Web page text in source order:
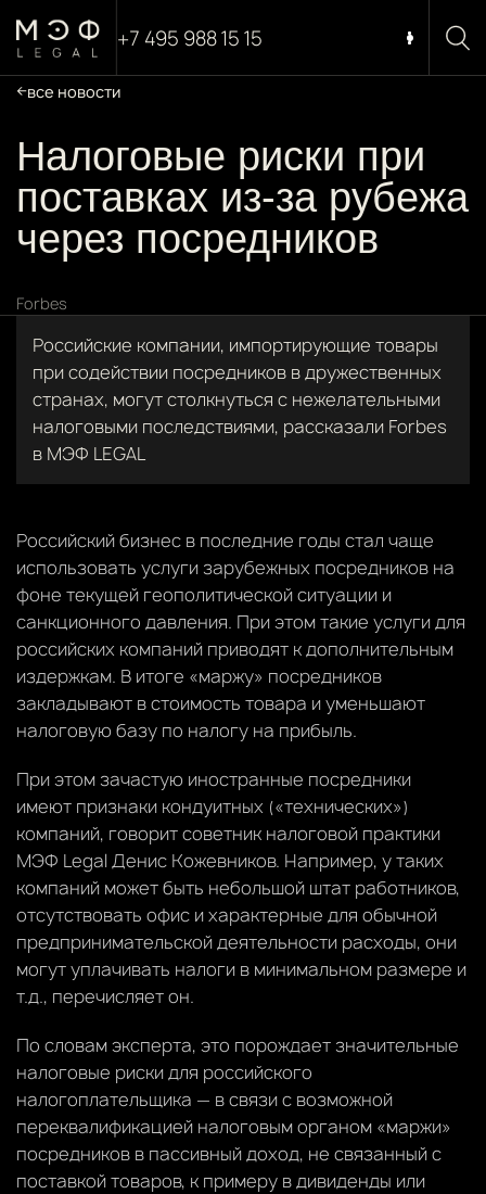
+7 495 988 15 15
все новости
Налоговые риски при
поставках из-за рубежа
через посредников
Forbes
Российские компании, импортирующие товары
при содействии посредников в дружественных
странах, могут столкнуться с нежелательными
налоговыми последствиями, рассказали Forbes
в МЭФ LEGAL
Российский бизнес в последние годы стал чаще
использовать услуги зарубежных посредников на
фоне текущей геополитической ситуации и
санкционного давления. При этом такие услуги для
российских компаний приводят к дополнительным
издержкам. В итоге «маржу» посредников
закладывают в стоимость товара и уменьшают
налоговую базу по налогу на прибыль.
При этом зачастую иностранные посредники
имеют признаки кондуитных («технических»)
компаний, говорит советник налоговой практики
МЭФ Legal Денис Кожевников. Например, у таких
компаний может быть небольшой штат работников,
отсутствовать офис и характерные для обычной
предпринимательской деятельности расходы, они
могут уплачивать налоги в минимальном размере и
т.д., перечисляет он.
По словам эксперта, это порождает значительные
налоговые риски для российского
налогоплательщика — в связи с возможной
переквалификацией налоговым органом «маржи»
посредников в пассивный доход, не связанный с
поставкой товаров, к примеру в дивиденды или